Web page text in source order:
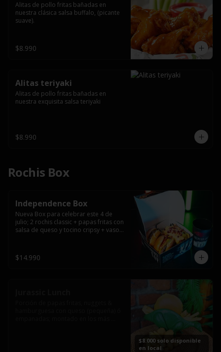
Alitas de pollo fritas bañadas en
nuestra clásica salsa buffalo, (picante
suave).
$8.990
Alitas teriyaki
Alitas de pollo fritas bañadas en
nuestra exquisita salsa teriyaki
$8.990
Rochis Box
Independence Box
Nueva Box para celebrar este 4 de
julio; 2 rochis classic + papas fritas con
salsa de queso y tocino cripsy + vaso
$14.990
$8.000 solo disponible
en local